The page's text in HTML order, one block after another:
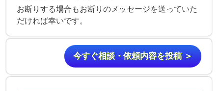
お断りする場合もお断りのメッセージを送っていた
だければ幸いです。
今すぐ相談・依頼内容を投稿 ＞